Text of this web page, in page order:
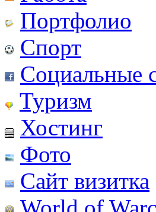
Портфолио
Спорт
Социальные
Туризм
Хостинг
Фото
Сайт визитка